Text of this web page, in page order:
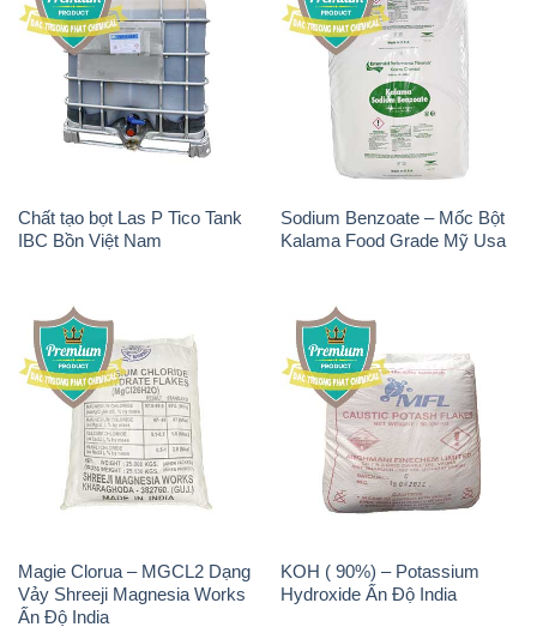
Chất tạo bọt Las P Tico Tank
IBC Bồn Việt Nam
Sodium Benzoate – Mốc Bột
Kalama Food Grade Mỹ Usa
Magie Clorua – MGCL2 Dạng
Vảy Shreeji Magnesia Works
Ấn Độ India
KOH ( 90%) – Potassium
Hydroxide Ấn Độ India